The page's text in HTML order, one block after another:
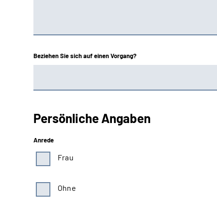
Beziehen Sie sich auf einen Vorgang?
Persönliche Angaben
Anrede
Frau
Ohne